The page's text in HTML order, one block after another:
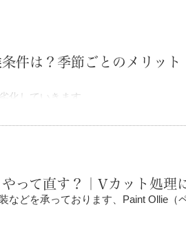
件は？季節ごとのメリット
化していきます。
する前に塗り替えをしたいものですが
って直す？｜Vカット処理
などを承っております、Paint Ollie（